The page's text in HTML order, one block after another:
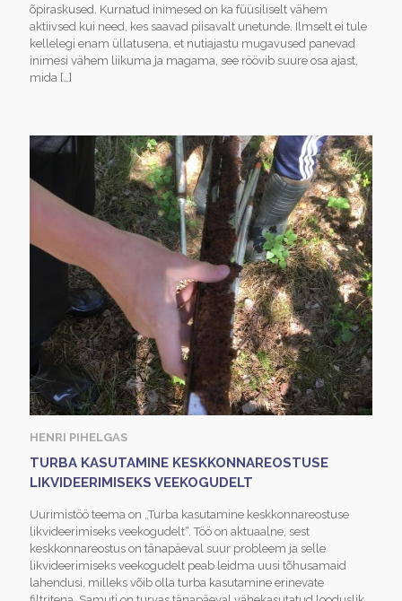
õpiraskused. Kurnatud inimesed on ka füüsiliselt vähem
aktiivsed kui need, kes saavad piisavalt unetunde. Ilmselt ei tule
kellelegi enam üllatusena, et nutiajastu mugavused panevad
inimesi vähem liikuma ja magama, see röövib suure osa ajast,
mida […]
HENRI PIHELGAS
TURBA KASUTAMINE KESKKONNAREOSTUSE
LIKVIDEERIMISEKS VEEKOGUDELT
Uurimistöö teema on „Turba kasutamine keskkonnareostuse
likvideerimiseks veekogudelt“. Töö on aktuaalne, sest
keskkonnareostus on tänapäeval suur probleem ja selle
likvideerimiseks veekogudelt peab leidma uusi tõhusamaid
lahendusi, milleks võib olla turba kasutamine erinevate